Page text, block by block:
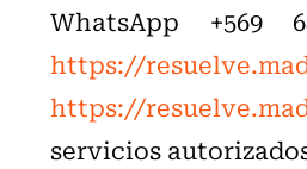
WhatsApp +569
https://
https://
servicios